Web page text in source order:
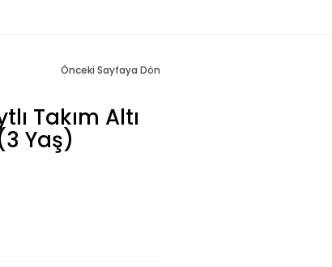
Önceki Sayfaya Dön
Takım Altı
Yaş)